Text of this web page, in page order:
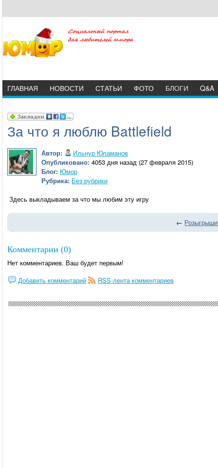
ГЛАВНАЯ НОВОСТИ СТАТЬИ ФОТО БЛОГИ Q&A
За что я люблю Battlefield
Автор:
Ильнур Юламанов
Опубликовано: 4053 дня назад (27 февраля 2015)
Блог: Юмор
Рубрика: Без рубрики
Здесь выкладываем за что мы любим эту игру
←
Комментарии (0)
Нет комментариев. Ваш будет первым!
Добавить комментарий
RSS-лента комментариев